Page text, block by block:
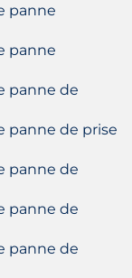
panne
panne
panne de
panne de prise
panne de
panne de
panne de